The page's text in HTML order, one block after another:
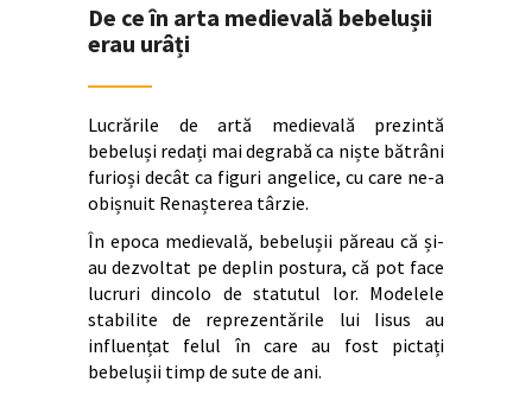
De ce în arta medievală bebelușii
erau urâți
Lucrările de artă medievală prezintă
bebeluși redați mai degrabă ca niște bătrâni
furioși decât ca figuri angelice, cu care ne-a
obișnuit Renașterea târzie.
În epoca medievală, bebelușii păreau că și-
au dezvoltat pe deplin postura, că pot face
lucruri dincolo de statutul lor. Modelele
stabilite de reprezentările lui Iisus au
influențat felul în care au fost pictați
bebelușii timp de sute de ani.